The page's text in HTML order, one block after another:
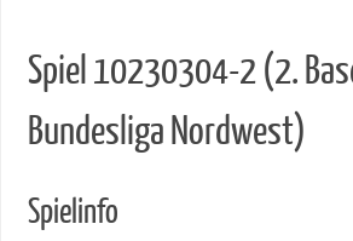
Spiel 10230304-2 (2.
Bundesliga Nordwest)
Spielinfo